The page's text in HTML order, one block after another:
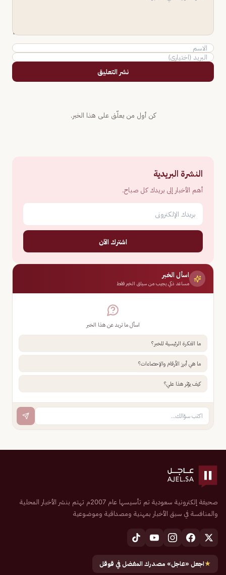
نشر التعليق
كن أول من يعلّق على هذا الخبر.
النشرة البريدية
أهم الأخبار إلى بريدك كل صباح.
اشترك الآن
اسأل الخبر
مساعد ذكي يجيب من سياق الخبر فقط
اسأل ما تريد عن هذا الخبر
ما الفكرة الرئيسية للخبر؟
ما هي أبرز الأرقام والإحصاءات؟
كيف يؤثر هذا علي؟
صحيفة إلكترونية سعودية تم تأسيسها عام 2007م تهتم بنشر الأخبار المحلية
والمنافسة في سبق الأخبار بمهنية ومصداقية وموضوعية
★اجعل «عاجل» مصدرك المفضل في قوقل